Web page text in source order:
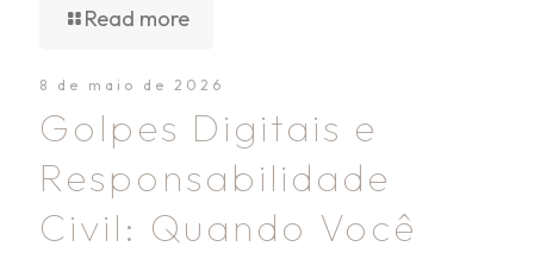
Read more
8 de maio de 2026
Golpes Digitais e
Responsabilidade
Civil: Quando Você